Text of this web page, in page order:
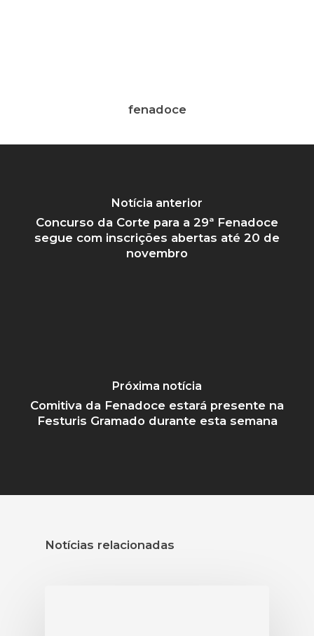
fenadoce
Notícia anterior
Concurso da Corte para a 29ª Fenadoce
segue com inscrições abertas até 20 de
novembro
Próxima notícia
Comitiva da Fenadoce estará presente na
Festuris Gramado durante esta semana
Notícias relacionadas